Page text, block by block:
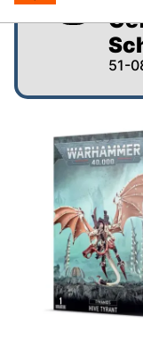
51-